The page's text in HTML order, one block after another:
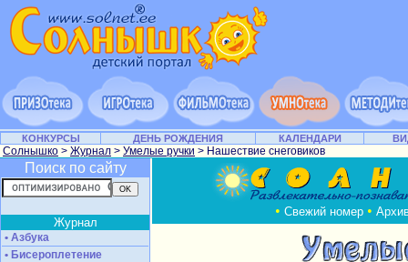
КОНКУРСЫ ДЕНЬ РОЖДЕНИЯ КАЛЕНДАРИ
Солнышко > Журнал > Умелые ручки > Нашествие снеговиков
Поиск по сайту
Журнал
• Азбука
• Бисероплетение
• Свежий номер •